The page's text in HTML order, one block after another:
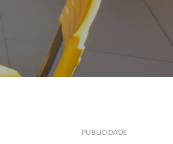
PUBLICIDADE